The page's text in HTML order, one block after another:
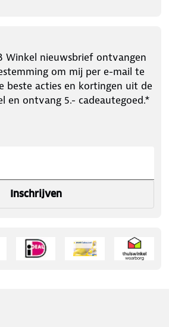
Winkel nieuwsbrief ontvangen
om mij per e-mail te
beste acties en kortingen uit de
en ontvang 5.- cadeautegoed.*
Inschrijven